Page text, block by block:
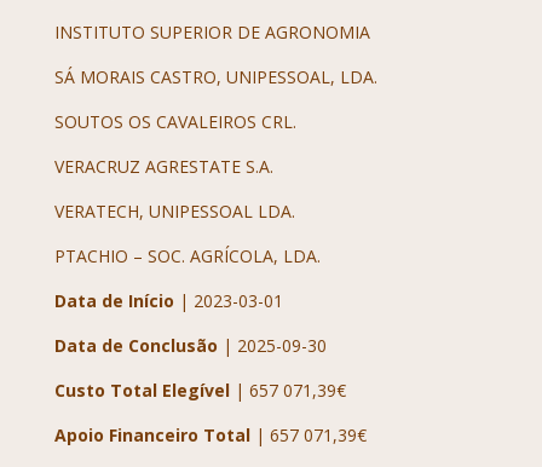
INSTITUTO SUPERIOR DE AGRONOMIA
SÁ MORAIS CASTRO, UNIPESSOAL, LDA.
SOUTOS OS CAVALEIROS CRL.
VERACRUZ AGRESTATE S.A.
VERATECH, UNIPESSOAL LDA.
PTACHIO – SOC. AGRÍCOLA, LDA.
Data de Início | 2023-03-01
Data de Conclusão | 2025-09-30
Custo Total Elegível| 657 071,39€
Apoio Financeiro Total| 657 071,39€